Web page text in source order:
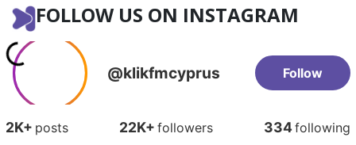
FOLLOW US ON INSTAGRAM